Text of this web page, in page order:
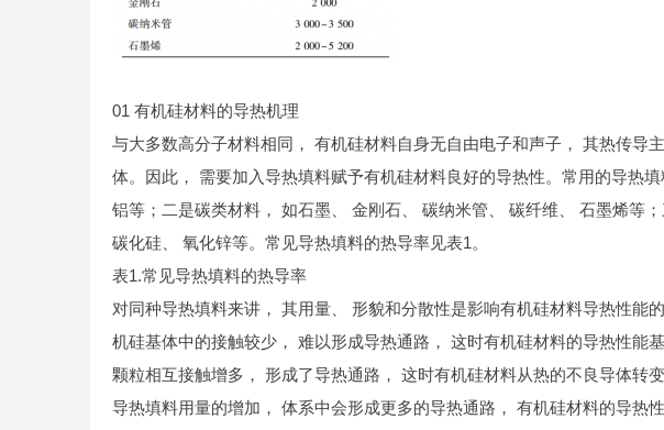
01 有机硅材料的导热机理
与大多数高分子材料相同， 有机硅材料自身无自由电子和声子， 其热传导
体。因此， 需要加入导热填料赋予有机硅材料良好的导热性。常用的导热
铝等；二是碳类材料， 如石墨、 金刚石、 碳纳米管、 碳纤维、 石墨烯等
碳化硅、 氧化锌等。常见导热填料的热导率见表1。
表1.常见导热填料的热导率
对同种导热填料来讲， 其用量、 形貌和分散性是影响有机硅材料导热性能
机硅基体中的接触较少， 难以形成导热通路， 这时有机硅材料的导热性能
颗粒相互接触增多， 形成了导热通路， 这时有机硅材料从热的不良导体转
导热填料用量的增加， 体系中会形成更多的导热通路， 有机硅材料的导热